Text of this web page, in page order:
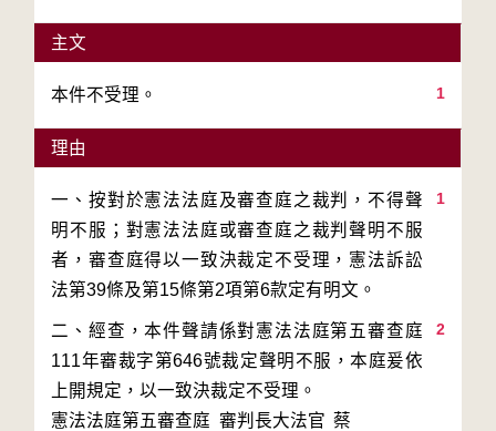
主文
1
本件不受理。
理由
1
一、按對於憲法法庭及審查庭之裁判，不得聲
明不服；對憲法法庭或審查庭之裁判聲明不服
者，審查庭得以一致決裁定不受理，憲法訴訟
2
二、經查，本件聲請係對憲法法庭第五審查庭
111年審裁字第646號裁定聲明不服，本庭爰依
上開規定，以一致決裁定不受理。
憲法法庭第五審查庭 審判長大法官 蔡